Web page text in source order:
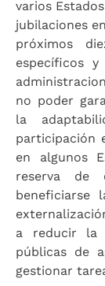
varios
jubilaciones
próximos
específicos
no poder
la
participación
en algunos
reserva de
beneficiarse
a reducir la
públicas de
gestionar